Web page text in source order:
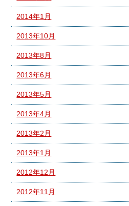
2014年1月
2013年10月
2013年8月
2013年6月
2013年5月
2013年4月
2013年2月
2013年1月
2012年12月
2012年11月